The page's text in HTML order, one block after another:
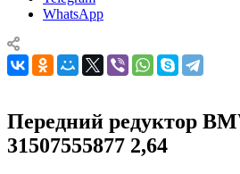
WhatsApp
Передний редуктор
31507555877 2,64